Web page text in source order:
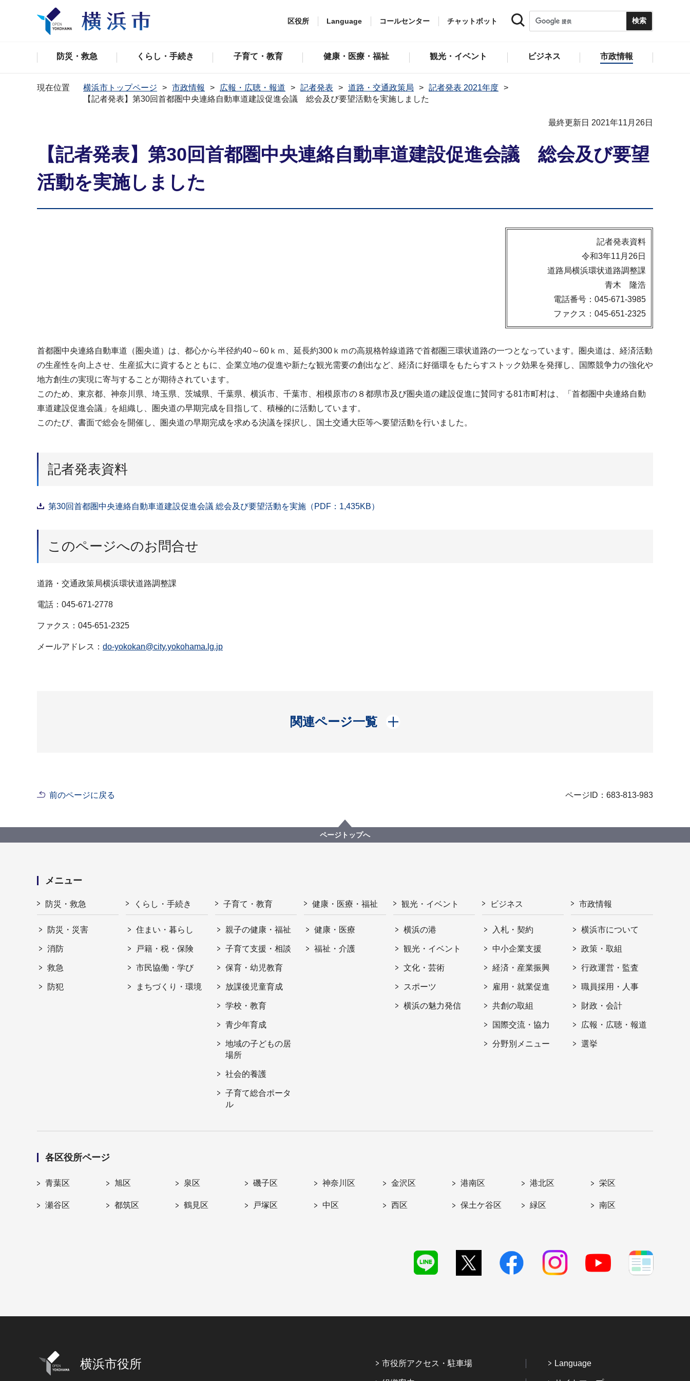
区役所 Language コールセンター チャットボット
防災・救急 くらし・手続き 子育て・教育 健康・医療・福祉 観光・イベント ビジネス 市政情報
現在位置 横浜市トップページ 市政情報 広報・広聴・報道 記者発表 道路・交通政策局
記者発表 2021年度
【記者発表】第30回首都圏中央連絡自動車道建設促進会議 総会及び要望活動を実施しました
最終更新日 2021年11月26日
【記者発表】第30回首都圏中央連絡自動車道建設促進会議 総会及び要望
活動を実施しました
記者発表資料
令和3年11月26日
道路局横浜環状道路調整課
青木 隆浩
電話番号：045-671-3985
ファクス：045-651-2325
首都圏中央連絡自動車道（圏央道）は、都心から半径約40～60ｋｍ、延長約300ｋｍの高規格幹線道路で首都圏三環状道路の一つとなっています。圏央道は、経済活動
の生産性を向上させ、生産拡大に資するとともに、企業立地の促進や新たな観光需要の創出など、経済に好循環をもたらすストック効果を発揮し、国際競争力の強化や
地方創生の実現に寄与することが期待されています。
このため、東京都、神奈川県、埼玉県、茨城県、千葉県、横浜市、千葉市、相模原市の８都県市及び圏央道の建設促進に賛同する81市町村は、「首都圏中央連絡自動
車道建設促進会議」を組織し、圏央道の早期完成を目指して、積極的に活動しています。
このたび、書面で総会を開催し、圏央道の早期完成を求める決議を採択し、国土交通大臣等へ要望活動を行いました。
記者発表資料
第30回⾸都圏中央連絡⾃動⾞道建設促進会議 総会及び要望活動を実施（PDF：1,435KB）
このページへのお問合せ
道路・交通政策局横浜環状道路調整課
電話：045-671-2778
ファクス：045-651-2325
メールアドレス： do-yokokan@city.yokohama.lg.jp
関連ページ一覧
開く
前のページに戻る ページID：683-813-983
ページトップへ
メニュー
防災・救急
防災・災害
消防
救急
防犯
くらし・手続き
住まい・暮らし
戸籍・税・保険
市民協働・学び
まちづくり・環境
子育て・教育
親子の健康・福祉
子育て支援・相談
保育・幼児教育
放課後児童育成
学校・教育
青少年育成
地域の子どもの居
場所
社会的養護
子育て総合ポータ
ル
健康・医療・福祉
健康・医療
福祉・介護
観光・イベント
横浜の港
観光・イベント
文化・芸術
スポーツ
横浜の魅力発信
ビジネス
入札・契約
中小企業支援
経済・産業振興
雇用・就業促進
共創の取組
国際交流・協力
分野別メニュー
市政情報
横浜市について
政策・取組
行政運営・監査
職員採用・人事
財政・会計
広報・広聴・報道
選挙
各区役所ページ
青葉区 旭区 泉区 磯子区 神奈川区 金沢区 港南区 港北区 栄区
瀬谷区 都筑区 鶴見区 戸塚区 中区 西区 保土ケ谷区 緑区 南区
横浜市役所 市役所アクセス・駐車場 Language